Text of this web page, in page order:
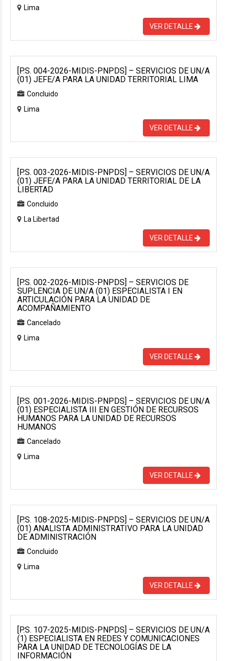
Lima
VER DETALLE
[P.S. 004-2026-MIDIS-PNPDS] – SERVICIOS DE UN/A
(01) JEFE/A PARA LA UNIDAD TERRITORIAL LIMA
Concluido
Lima
VER DETALLE
[P.S. 003-2026-MIDIS-PNPDS] – SERVICIOS DE UN/A
(01) JEFE/A PARA LA UNIDAD TERRITORIAL DE LA
LIBERTAD
Concluido
La Libertad
VER DETALLE
[P.S. 002-2026-MIDIS-PNPDS] – SERVICIOS DE
SUPLENCIA DE UN/A (01) ESPECIALISTA I EN
ARTICULACIÓN PARA LA UNIDAD DE
ACOMPAÑAMIENTO
Cancelado
Lima
VER DETALLE
[P.S. 001-2026-MIDIS-PNPDS] – SERVICIOS DE UN/A
(01) ESPECIALISTA III EN GESTIÓN DE RECURSOS
HUMANOS PARA LA UNIDAD DE RECURSOS
HUMANOS
Cancelado
Lima
VER DETALLE
[P.S. 108-2025-MIDIS-PNPDS] – SERVICIOS DE UN/A
(01) ANALISTA ADMINISTRATIVO PARA LA UNIDAD
DE ADMINISTRACIÓN
Concluido
Lima
VER DETALLE
[P.S. 107-2025-MIDIS-PNPDS] – SERVICIOS DE UN/A
(1) ESPECIALISTA EN REDES Y COMUNICACIONES
PARA LA UNIDAD DE TECNOLOGÍAS DE LA
INFORMACIÓN